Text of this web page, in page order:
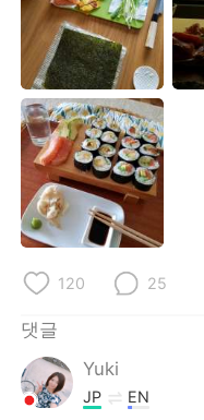
Русский
Indonesia
Türkçe
Português
120 25
댓글
Yuki
JP EN